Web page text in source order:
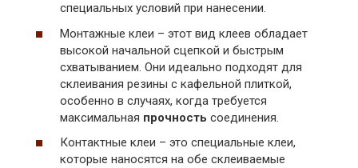
специальных условий при нанесении.
Монтажные клеи – этот вид клеев обладает
высокой начальной сцепкой и быстрым
схватыванием. Они идеально подходят для
склеивания резины с кафельной плиткой,
особенно в случаях, когда требуется
максимальная прочность соединения.
Контактные клеи – это специальные клеи,
которые наносятся на обе склеиваемые